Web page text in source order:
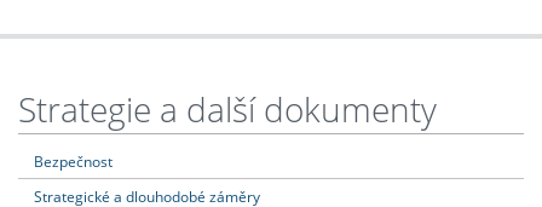
Strategie a další dokumenty
Bezpečnost
Strategické a dlouhodobé záměry